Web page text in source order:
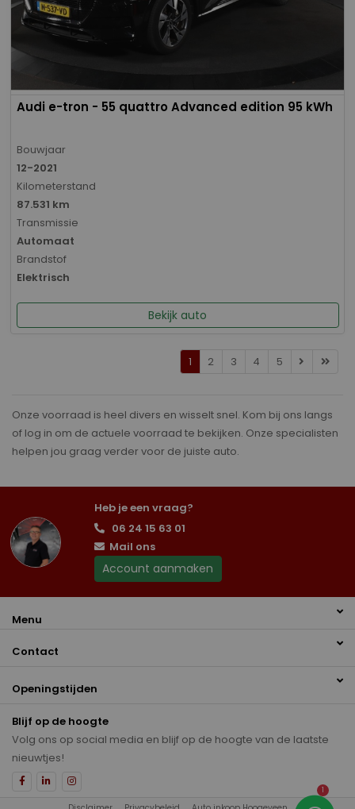
Audi e-tron - 55 quattro Advanced edition 95 kWh
Bouwjaar
12-2021
Kilometerstand
87.531 km
Transmissie
Automaat
Brandstof
Elektrisch
Bekijk auto
1 2 3 4 5
Onze voorraad is heel divers en wisselt snel. Kom bij ons langs
of log in om de actuele voorraad te bekijken. Onze specialisten
helpen jou graag verder voor de juiste auto.
Heb je een vraag?
06 24 15 63 01
Mail ons
Account aanmaken
Menu
Contact
Openingstijden
Blijf op de hoogte
Volg ons op social media en blijf op de hoogte van de laatste
nieuwtjes!
1